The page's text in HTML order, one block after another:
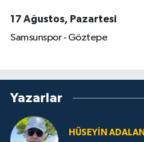
17 Ağustos, Pazartesi
Samsunspor - Göztepe
Yazarlar
HÜSEYIN ADALAN